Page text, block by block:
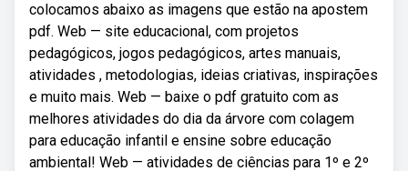
colocamos abaixo as imagens que estão na apostem
pdf. Web — site educacional, com projetos
pedagógicos, jogos pedagógicos, artes manuais,
atividades , metodologias, ideias criativas, inspirações
e muito mais. Web — baixe o pdf gratuito com as
melhores atividades do dia da árvore com colagem
para educação infantil e ensine sobre educação
ambiental! Web — atividades de ciências para 1º e 2º